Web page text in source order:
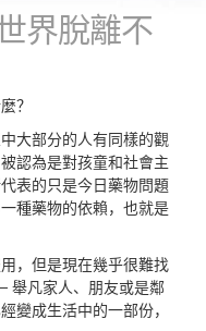
界脫離不
？
大部分的人有同樣的觀
認為是對孩童和社會主
表的只是今日藥物問題
種藥物的依賴，也就是
，但是現在幾乎很難找
舉凡家人、朋友或是鄰
變成生活中的一部份，